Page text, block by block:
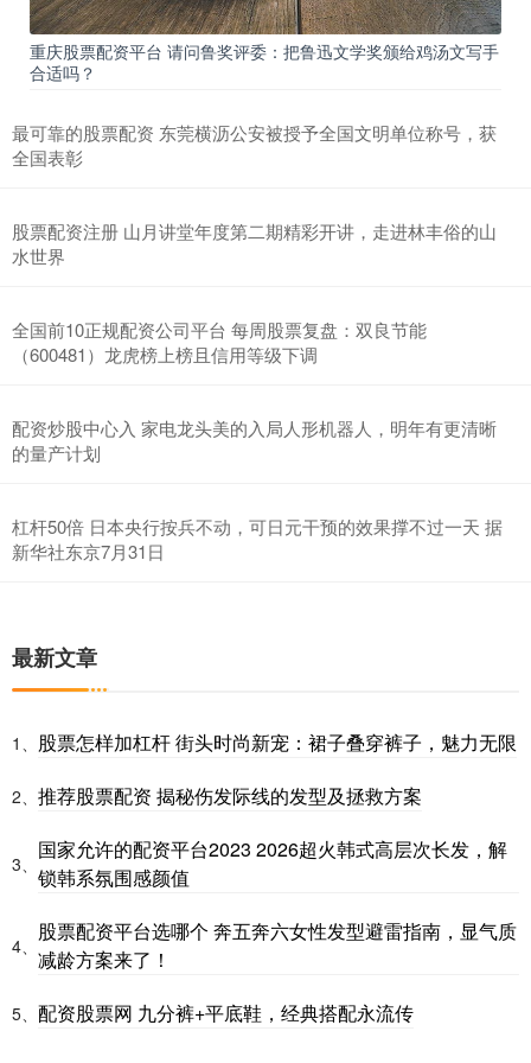
重庆股票配资平台 请问鲁奖评委：把鲁迅文学奖颁给鸡汤文写手
合适吗？
最可靠的股票配资 东莞横沥公安被授予全国文明单位称号，获
全国表彰
股票配资注册 山月讲堂年度第二期精彩开讲，走进林丰俗的山
水世界
全国前10正规配资公司平台 每周股票复盘：双良节能
（600481）龙虎榜上榜且信用等级下调
配资炒股中心入 家电龙头美的入局人形机器人，明年有更清晰
的量产计划
杠杆50倍 日本央行按兵不动，可日元干预的效果撑不过一天 据
新华社东京7月31日
最新文章
1、 股票怎样加杠杆 街头时尚新宠：裙子叠穿裤子，魅力无限
2、 推荐股票配资 揭秘伤发际线的发型及拯救方案
3、
国家允许的配资平台2023 2026超火韩式高层次长发，解
锁韩系氛围感颜值
4、
股票配资平台选哪个 奔五奔六女性发型避雷指南，显气质
减龄方案来了！
5、 配资股票网 九分裤+平底鞋，经典搭配永流传